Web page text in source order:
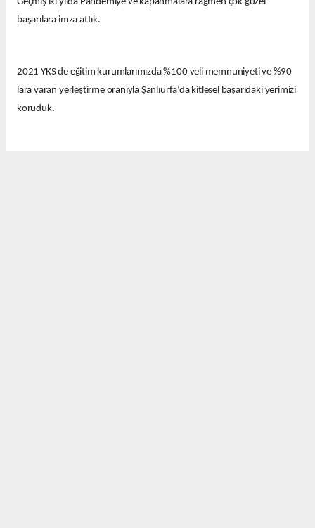
başarılara imza attık.
2021 YKS de eğitim kurumlarımızda %100 veli memnuniyeti ve %90
lara varan yerleştirme oranıyla Şanlıurfa’da kitlesel başarıdaki yerimizi
koruduk.